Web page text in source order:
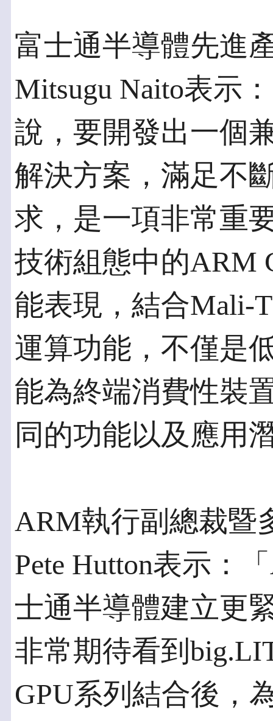
富士通半導體先進
Mitsugu Naito表示
說，要開發出一個
解決方案，滿足不
求，是一項非常重
技術組態中的ARM
能表現，結合Mali-
運算功能，不僅是
能為終端消費性裝
同的功能以及應用
ARM執行副總裁暨
Pete Hutton表示：
士通半導體建立更
非常期待看到
GPU系列結合後，